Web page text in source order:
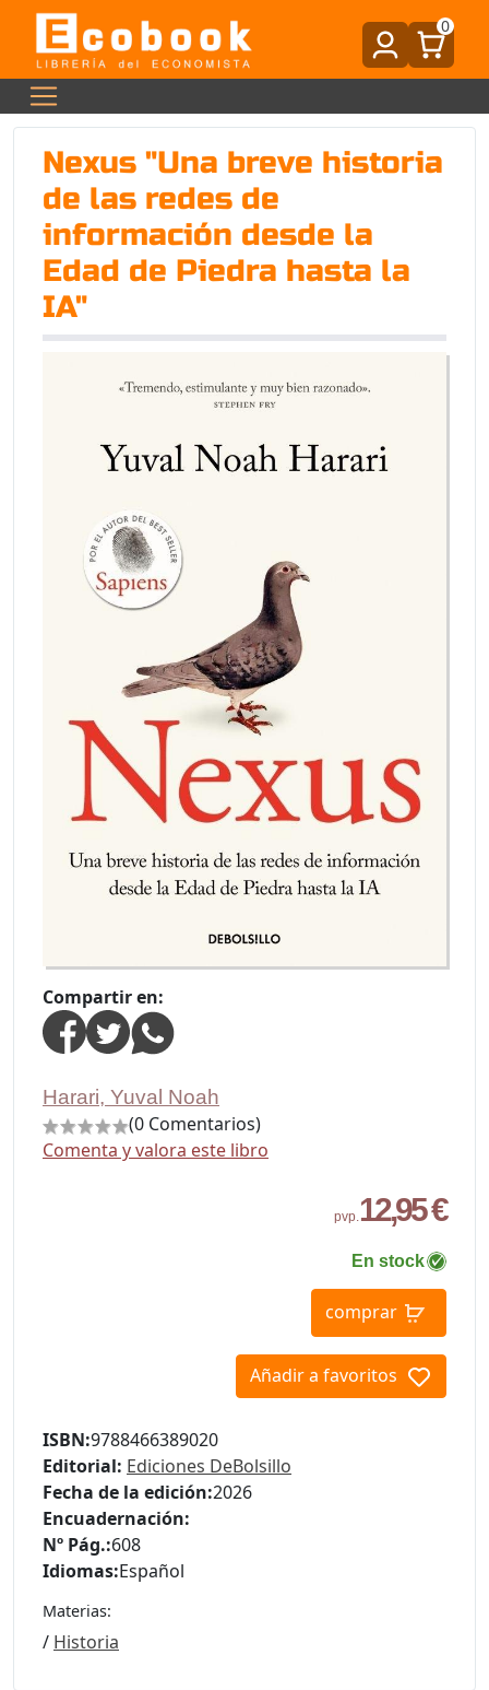
0
Nexus "Una breve historia
de las redes de
información desde la
Edad de Piedra hasta la
IA"
Compartir en:
Harari, Yuval Noah
(0 Comentarios)
Comenta y valora este libro
pvp.12,95 €
En stock
comprar
Añadir a favoritos
ISBN:9788466389020
Editorial: Ediciones DeBolsillo
Fecha de la edición:2026
Encuadernación:
Nº Pág.:608
Idiomas:Español
Materias:
/ Historia